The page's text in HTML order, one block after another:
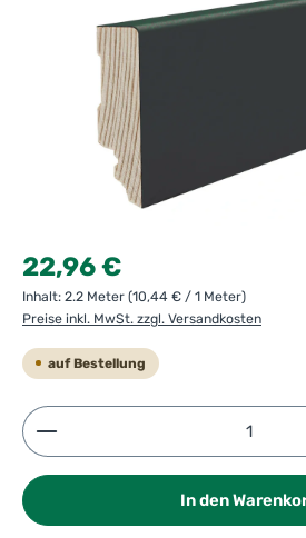
Regulärer Preis:
22,96 €
Inhalt: 2.2 Meter (10,44 € / 1 Meter)
Preise inkl. MwSt. zzgl. Versandkosten
auf Bestellung
Produkt Anzahl: Gib den
In den